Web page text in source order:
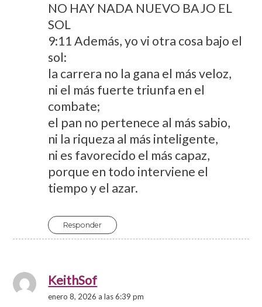
NO HAY NADA NUEVO BAJO EL
SOL
9:11 Además, yo vi otra cosa bajo el
sol:
la carrera no la gana el más veloz,
ni el más fuerte triunfa en el
combate;
el pan no pertenece al más sabio,
ni la riqueza al más inteligente,
ni es favorecido el más capaz,
porque en todo interviene el
tiempo y el azar.
Responder
KeithSof
enero 8, 2026 a las 6:39 pm